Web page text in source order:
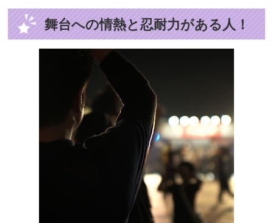
舞台への情熱と忍耐力がある人！